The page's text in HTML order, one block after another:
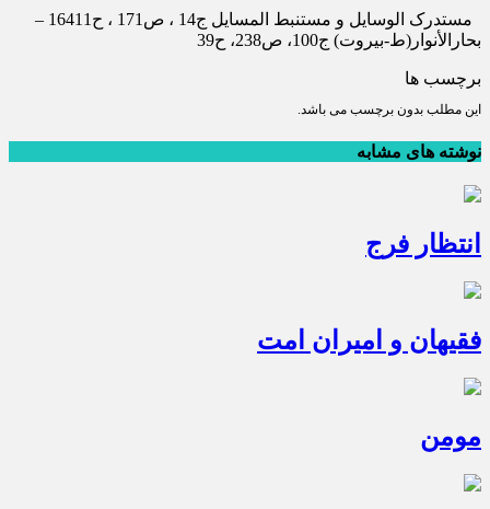
مستدرک الوسایل و مستنبط المسایل ج14 ، ص171 ، ح16411 –
بحارالأنوار(ط-بیروت) ج100، ص238، ح39
برچسب ها
این مطلب بدون برچسب می باشد.
نوشته های مشابه
انتظار فرج
فقیهان و امیران امت
مومن